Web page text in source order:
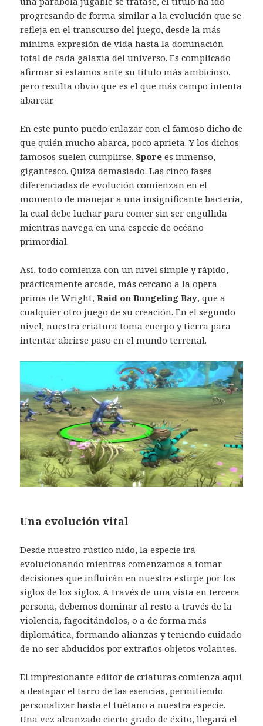
progresando de forma similar a la evolución que se
refleja en el transcurso del juego, desde la más
mínima expresión de vida hasta la dominación
total de cada galaxia del universo. Es complicado
afirmar si estamos ante su título más ambicioso,
pero resulta obvio que es el que más campo intenta
abarcar.
En este punto puedo enlazar con el famoso dicho de
que quién mucho abarca, poco aprieta. Y los dichos
famosos suelen cumplirse. Spore es inmenso,
gigantesco. Quizá demasiado. Las cinco fases
diferenciadas de evolución comienzan en el
momento de manejar a una insignificante bacteria,
la cual debe luchar para comer sin ser engullida
mientras navega en una especie de océano
primordial.
Así, todo comienza con un nivel simple y rápido,
prácticamente arcade, más cercano a la opera
prima de Wright,Raid on Bungeling Bay, que a
cualquier otro juego de su creación. En el segundo
nivel, nuestra criatura toma cuerpo y tierra para
intentar abrirse paso en el mundo terrenal.
Una evolución vital
Desde nuestro rústico nido, la especie irá
evolucionando mientras comenzamos a tomar
decisiones que influirán en nuestra estirpe por los
siglos de los siglos. A través de una vista en tercera
persona, debemos dominar al resto a través de la
violencia, fagocitándolos, o a de forma más
diplomática, formando alianzas y teniendo cuidado
de no ser abducidos por extraños objetos volantes.
El impresionante editor de criaturas comienza aquí
a destapar el tarro de las esencias, permitiendo
personalizar hasta el tuétano a nuestra especie.
Una vez alcanzado cierto grado de éxito, llegará el